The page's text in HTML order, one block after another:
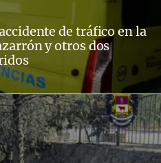
de tráfico en la
y otros dos